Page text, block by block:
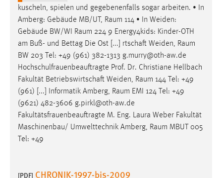
kuscheln, spielen und gegebenenfalls sogar arbeiten. • In
Amberg: Gebäude MB/UT, Raum 114 • In Weiden:
Gebäude BW/WI
Raum 224 9 Energy4kids: Kinder-OTH
am Buß- und Bettag Die Ost [...] rtschaft Weiden, Raum
BW 203 Tel: +49 (961) 382-1313 g.murry@oth-aw.de
Hochschulfrauenbeauftragte Prof. Dr. Christiane Hellbach
Fakultät Betriebswirtschaft Weiden, Raum 144 Tel: +49
(961) [...] Informatik Amberg, Raum EMI 124 Tel: +49
(9621) 482-3606 g.pirkl@oth-aw.de
Fakultätsfrauenbeauftragte M. Eng. Laura Weber Fakultät
Maschinenbau/ Umwelttechnik Amberg, Raum MBUT 005
Tel: +49
[PDF] CHRONIK-1997-bis-2009